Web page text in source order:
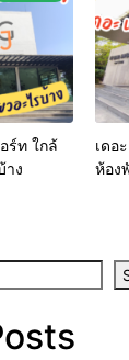
ร์ท ใกล้
าง
เดอ
ห้อง